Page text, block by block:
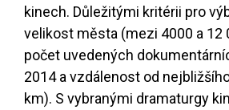
kinech. Důležitými kritérii pro
velikost města (mezi 4000 a 12
počet uvedených
2014 a vzdálenost od
km). S vybranými dramaturgy